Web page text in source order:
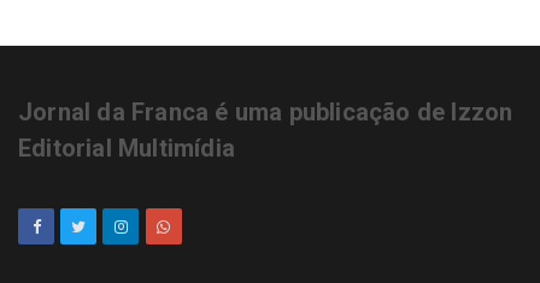
Jornal da Franca é uma publicação de Izzon
Editorial Multimídia